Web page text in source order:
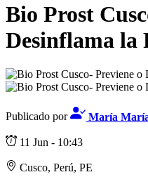
Bio Prost
Desinflama la
Publicado por María
11 Jun - 10:43
Cusco, Perú, PE